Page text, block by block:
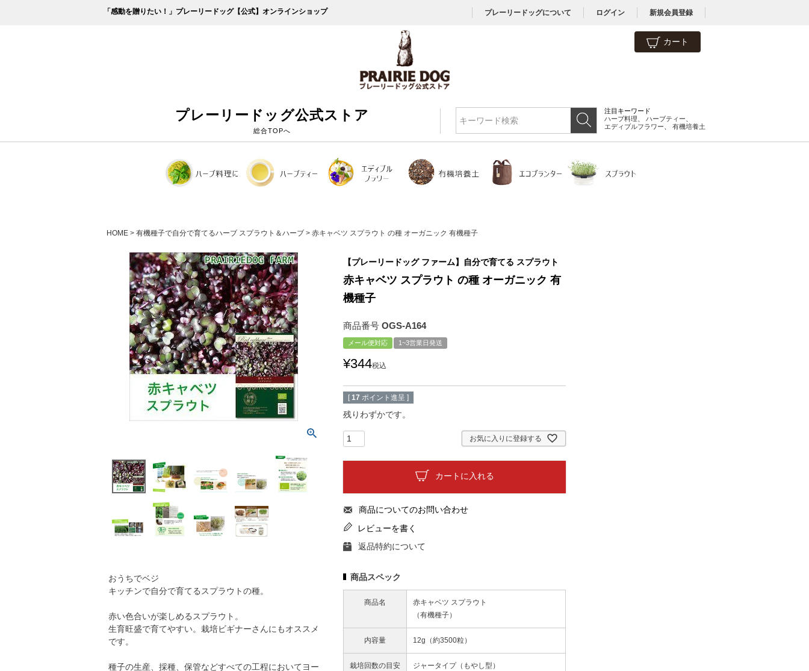
「感動を贈りたい！」プレーリードッグ【公式】オンラインショップ プレーリードッグについて ログイン 新規会員登録
カート
プレーリードッグ公式ストア
総合TOPへ
検索
注目キーワード
ハーブ料理
ハーブティー
エディブルフラワー
有機培養土
HOME 有機種子で自分で育てるハーブ スプラウト＆ハーブ 赤キャベツ スプラウト の種 オーガニック 有機種子
おうちでベジ
キッチンで自分で育てるスプラウトの種。
赤い色合いが楽しめるスプラウト。
生育旺盛で育てやすい。栽培ビギナーさんにもオススメ
です。
種子の生産、採種、保管などすべての工程においてヨー
【プレーリードッグ ファーム】自分で育てる スプラウト
赤キャベツ スプラウト の種 オーガニック 有
機種子
商品番号 OGS-A164
メール便対応 1~3営業日発送
¥344税込
[ 17 ポイント進呈 ]
残りわずかです。
お気に入りに登録する
カートに入れる
商品についてのお問い合わせ
レビューを書く
返品特約について
商品スペック
商品名
赤キャベツ スプラウト
（有機種子）
内容量 12g（約3500粒）
栽培回数の目安
ジャータイプ（もやし型）